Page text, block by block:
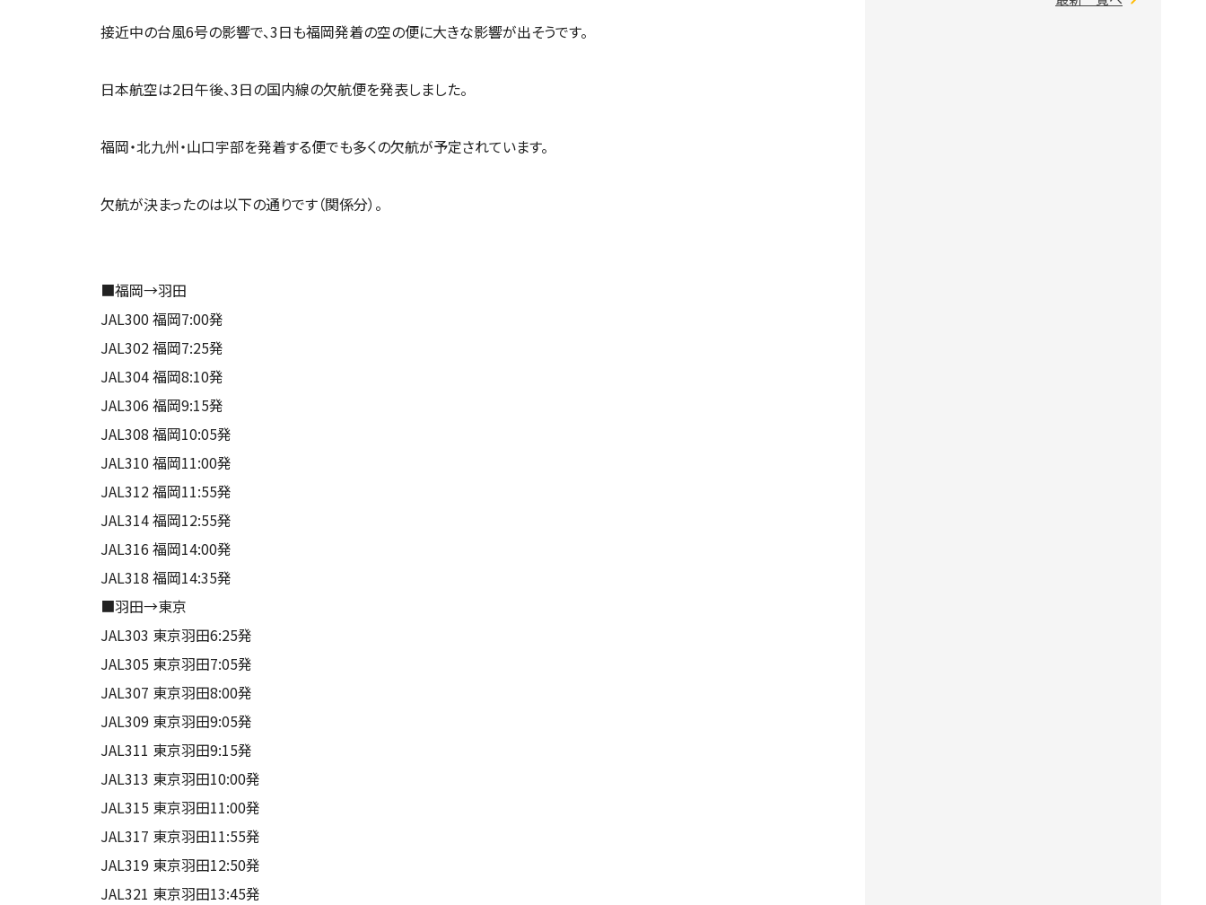
接近中の台風6号の影響で、3日も福岡発着の空の便に大きな影響が出そうです。
日本航空は2日午後、3日の国内線の欠航便を発表しました。
福岡・北九州・山口宇部を発着する便でも多くの欠航が予定されています。
欠航が決まったのは以下の通りです（関係分）。
■福岡→羽田
JAL300 福岡7:00発
JAL302 福岡7:25発
JAL304 福岡8:10発
JAL306 福岡9:15発
JAL308 福岡10:05発
JAL310 福岡11:00発
JAL312 福岡11:55発
JAL314 福岡12:55発
JAL316 福岡14:00発
JAL318 福岡14:35発
■羽田→東京
JAL303 東京羽田6:25発
JAL305 東京羽田7:05発
JAL307 東京羽田8:00発
JAL309 東京羽田9:05発
JAL311 東京羽田9:15発
JAL313 東京羽田10:00発
JAL315 東京羽田11:00発
JAL317 東京羽田11:55発
JAL319 東京羽田12:50発
JAL321 東京羽田13:45発